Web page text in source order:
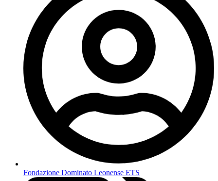
Fondazione Dominato Leonense ETS